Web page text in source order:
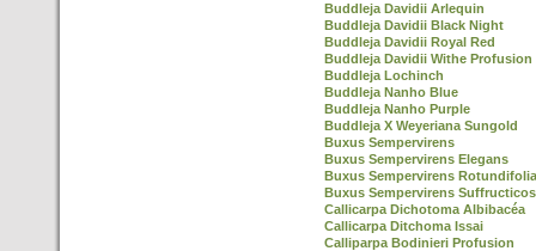
Buddleja Davidii Arlequin
Buddleja Davidii Black Night
Buddleja Davidii Royal Red
Buddleja Davidii Withe Profusion
Buddleja Lochinch
Buddleja Nanho Blue
Buddleja Nanho Purple
Buddleja X Weyeriana Sungold
Buxus Sempervirens
Buxus Sempervirens Elegans
Buxus Sempervirens Rotundifolia
Buxus Sempervirens
Callicarpa Dichotoma Albibacéa
Callicarpa Ditchoma Issai
Calliparpa Bodinieri Profusion